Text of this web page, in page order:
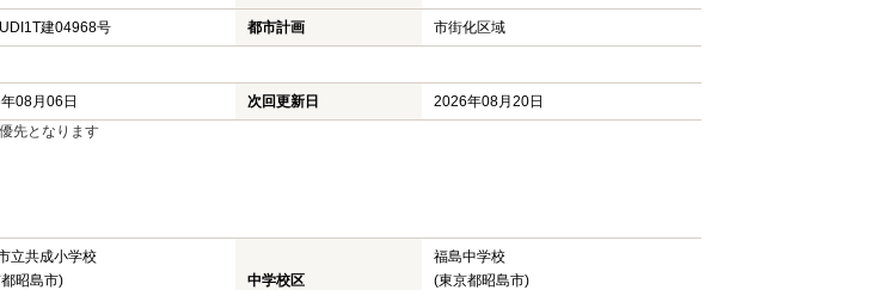
建04968号 都市計画 市街化区域
08月06日 次回更新日
2026年08月20日
先となります
立共成小学校
昭島市)
中学校区
福島中学校
(東京都昭島市)